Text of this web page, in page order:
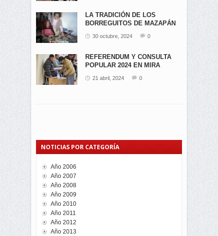
LA TRADICIÓN DE LOS
BORREGUITOS DE MAZAPÁN
30 octubre, 2024 0
REFERENDUM Y CONSULTA
POPULAR 2024 EN MIRA
21 abril, 2024 0
NOTICIAS POR CATEGORÍA
Año 2006
Año 2007
Año 2008
Año 2009
Año 2010
Año 2011
Año 2012
Año 2013